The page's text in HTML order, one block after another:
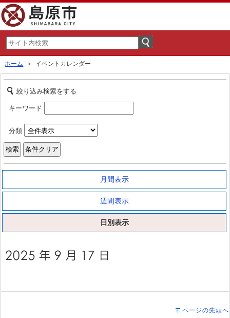
ホーム ＞ イベントカレンダー
絞り込み検索をする
キーワード
分類
月間表示
週間表示
日別表示
ページの先頭へ